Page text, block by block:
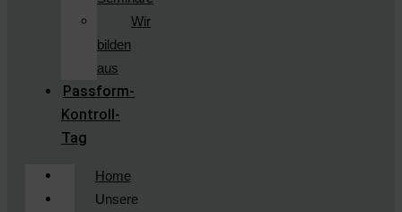
Wir
bilden
aus
Passform-
Kontroll-
Tag
Home
Unsere